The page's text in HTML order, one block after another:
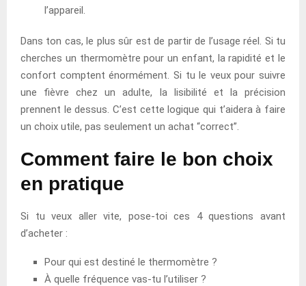
l’appareil.
Dans ton cas, le plus sûr est de partir de l’usage réel. Si tu
cherches un thermomètre pour un enfant, la rapidité et le
confort comptent énormément. Si tu le veux pour suivre
une fièvre chez un adulte, la lisibilité et la précision
prennent le dessus. C’est cette logique qui t’aidera à faire
un choix utile, pas seulement un achat “correct”.
Comment faire le bon choix
en pratique
Si tu veux aller vite, pose-toi ces 4 questions avant
d’acheter :
Pour qui est destiné le thermomètre ?
À quelle fréquence vas-tu l’utiliser ?